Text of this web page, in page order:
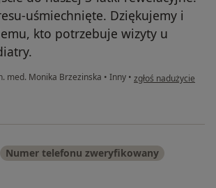
uśmiechnięte. Dziękujemy i
kto potrzebuje wizyty u
med. Monika Brzezinska • Inny • w opinii użytkownika
zgłoś nadużycie
Numer telefonu zweryfikowany